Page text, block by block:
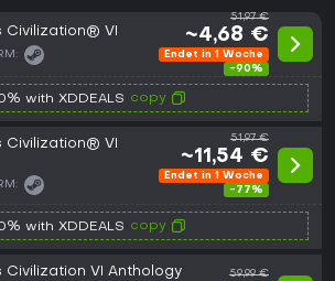
Civilization® VI
51,97 €
~4,68 €
Endet in 1 Woche
-90%
with XDDEALS copy
Civilization® VI
51,97 €
~11,54 €
Endet in 1 Woche
-77%
with XDDEALS copy
Civilization VI Anthology
59,99 €